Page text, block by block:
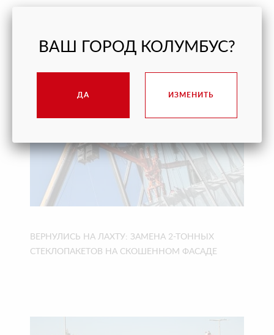
ВЕРНУЛИСЬ НА ЛАХТУ: ЗАМЕНА 2-ТОННЫХ
СТЕКЛОПАКЕТОВ НА СКОШЕННОМ ФАСАДЕ
ВАШ ГОРОД КОЛУМБУС?
ДА ИЗМЕНИТЬ